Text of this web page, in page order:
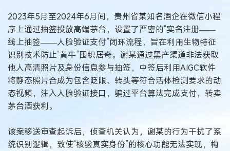
2023年5月至2024年6月间，贵州省某知名酒企在微信小程
序上通过抽签投放高端茅台，设置了严密的“实名注册——
线上抽签——人脸验证支付”闭环流程，旨在利用生物特征
识别技术防止“黄牛”囤积居奇。谢某通过黑产渠道非法获取
他人高清照片及身份信息参与抽签，中签后利用AIGC软件
将静态照片合成为包含眨眼、转头等符合活体检测要求的动
态视频，注入人脸验证接口，骗过平台算法完成支付，转卖
茅台酒获利。
该案移送审查起诉后，侦查机关认为，谢某的行为干扰了系
统识别逻辑，致使“核验真实身份”的核心功能无法实现，构